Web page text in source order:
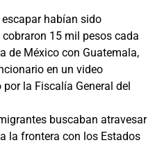
habían sido
15 mil pesos cada
de México con Guatemala,
en un video
la Fiscalía General del
buscaban atravesar
la frontera con los Estados